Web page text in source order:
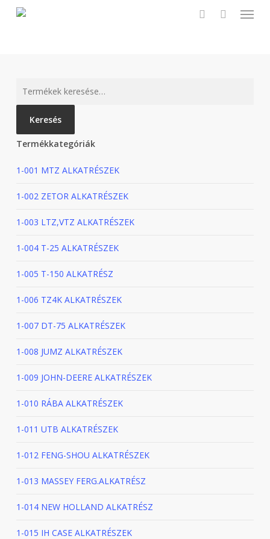
Menu
Keresés
következőre:
Keresés
Termékkategóriák
1-001 MTZ ALKATRÉSZEK
1-002 ZETOR ALKATRÉSZEK
1-003 LTZ,VTZ ALKATRÉSZEK
1-004 T-25 ALKATRÉSZEK
1-005 T-150 ALKATRÉSZ
1-006 TZ4K ALKATRÉSZEK
1-007 DT-75 ALKATRÉSZEK
1-008 JUMZ ALKATRÉSZEK
1-009 JOHN-DEERE ALKATRÉSZEK
1-010 RÁBA ALKATRÉSZEK
1-011 UTB ALKATRÉSZEK
1-012 FENG-SHOU ALKATRÉSZEK
1-013 MASSEY FERG.ALKATRÉSZ
1-014 NEW HOLLAND ALKATRÉSZ
1-015 IH CASE ALKATRÉSZEK